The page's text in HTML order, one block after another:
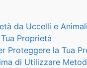
da Uccelli e
Proprietà
Proteggere la Tua
di Utilizzare